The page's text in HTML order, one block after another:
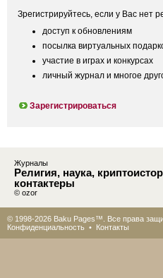
Зрегистрируйтесь, если у Вас нет
доступ к обновлениям
посылка виртуальных
участие в играх и конкурсах
личный журнал и многое
Зарегистрироваться
Журналы
Религия, наука,
контактеры
© ozor
© 1998-2026 Baku Pages™. Все права
Конфиденциальность • Контакты